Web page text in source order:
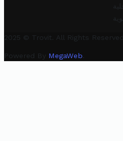
2025 © Trovit. All Rights Reserved.
Powered By MegaWeb